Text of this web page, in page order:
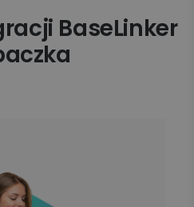
BaseLinker